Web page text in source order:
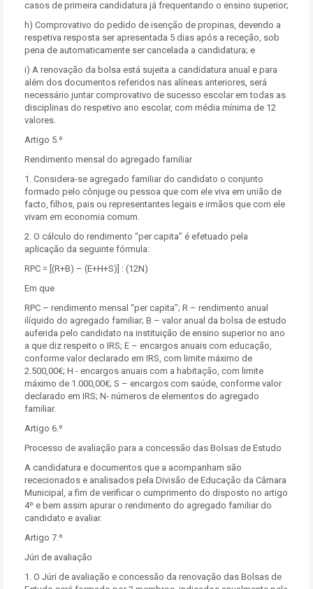
casos de primeira candidatura já frequentando o ensino superior;
h) Comprovativo do pedido de isenção de propinas, devendo a
respetiva resposta ser apresentada 5 dias após a receção, sob
pena de automaticamente ser cancelada a candidatura; e
i) A renovação da bolsa está sujeita a candidatura anual e para
além dos documentos referidos nas alíneas anteriores, será
necessário juntar comprovativo de sucesso escolar em todas as
disciplinas do respetivo ano escolar, com média mínima de 12
valores.
Artigo 5.º
Rendimento mensal do agregado familiar
1. Considera-se agregado familiar do candidato o conjunto
formado pelo cônjuge ou pessoa que com ele viva em união de
facto, filhos, pais ou representantes legais e irmãos que com ele
vivam em economia comum.
2. O cálculo do rendimento “per capita” é efetuado pela
aplicação da seguinte fórmula:
RPC = [(R+B) – (E+H+S)] : (12N)
Em que
RPC – rendimento mensal “per capita”; R – rendimento anual
ilíquido do agregado familiar; B – valor anual da bolsa de estudo
auferida pelo candidato na instituição de ensino superior no ano
a que diz respeito o IRS; E – encargos anuais com educação,
conforme valor declarado em IRS, com limite máximo de
2.500,00€; H - encargos anuais com a habitação, com limite
máximo de 1.000,00€; S – encargos com saúde, conforme valor
declarado em IRS; N- números de elementos do agregado
familiar.
Artigo 6.º
Processo de avaliação para a concessão das Bolsas de Estudo
A candidatura e documentos que a acompanham são
rececionados e analisados pela Divisão de Educação da Câmara
Municipal, a fim de verificar o cumprimento do disposto no artigo
4º e bem assim apurar o rendimento do agregado familiar do
candidato e avaliar.
Artigo 7.º
Júri de avaliação
1. O Júri de avaliação e concessão da renovação das Bolsas de